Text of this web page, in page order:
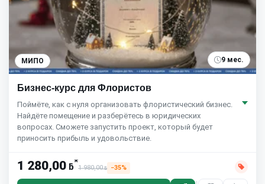
МИПО 9 мес.
Бизнес-курс для Флористов
Поймёте, как с нуля организовать флористический бизнес.
Найдёте помещение и разберётесь в юридических
вопросах. Сможете запустить проект, который будет
приносить прибыль и удовольствие.
1 280,00 ƃ*
1 980,00ƃ −35%